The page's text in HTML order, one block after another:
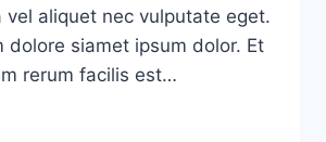
vel aliquet nec vulputate eget.
dolore siamet ipsum dolor. Et
rerum facilis est…